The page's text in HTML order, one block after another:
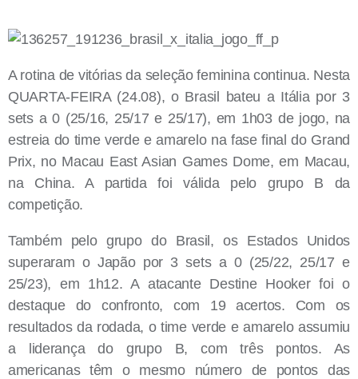
A rotina de vitórias da seleção feminina continua. Nesta
QUARTA-FEIRA (24.08), o Brasil bateu a Itália por 3
sets a 0 (25/16, 25/17 e 25/17), em 1h03 de jogo, na
estreia do time verde e amarelo na fase final do Grand
Prix, no Macau East Asian Games Dome, em Macau,
na China. A partida foi válida pelo grupo B da
competição.
Também pelo grupo do Brasil, os Estados Unidos
superaram o Japão por 3 sets a 0 (25/22, 25/17 e
25/23), em 1h12. A atacante Destine Hooker foi o
destaque do confronto, com 19 acertos. Com os
resultados da rodada, o time verde e amarelo assumiu
a liderança do grupo B, com três pontos. As
americanas têm o mesmo número de pontos das